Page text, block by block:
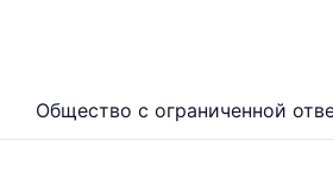
Общество с ограниченной